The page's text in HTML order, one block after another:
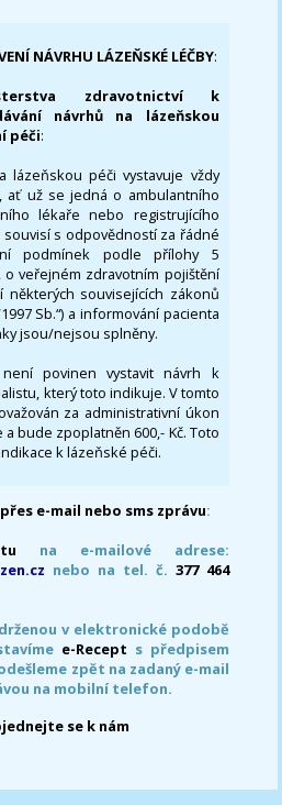
NÁVRHU LÁZEŇSKÉ LÉČBY:
zdravotnictví k
návrhů na lázeňskou
péči:
lázeňskou péči vystavuje vždy
ať už se jedná o ambulantního
lékaře nebo registrujícího
s odpovědností za řádné
podmínek podle přílohy 5
o veřejném zdravotním pojištění
souvisejících zákonů
Sb.“) a informování pacienta
jsou/nejsou splněny.
povinen vystavit návrh k
který toto indikuje. V tomto
za administrativní úkon
bude zpoplatněn 600,- Kč. Toto
k lázeňské péči.
e-mail nebo sms zprávu:
na e-mailové adrese:
nebo na tel. č. 377 464
v elektronické podobě
e-Recept s předpisem
zpět na zadaný e-mail
na mobilní telefon.
se k nám